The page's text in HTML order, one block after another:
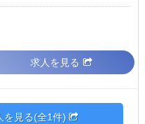
求人を見る
を見る(全1件)